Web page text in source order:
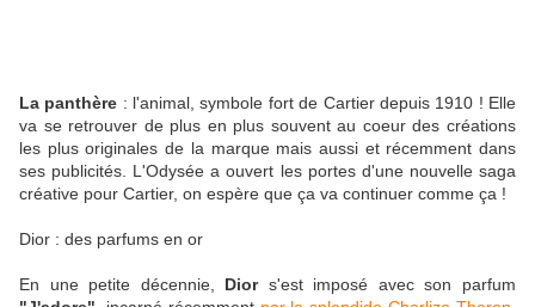
La panthère : l'animal, symbole fort de Cartier depuis 1910 ! Elle
va se retrouver de plus en plus souvent au coeur des créations
les plus originales de la marque mais aussi et récemment dans
ses publicités. L'Odysée a ouvert les portes d'une nouvelle saga
créative pour Cartier, on espère que ça va continuer comme ça !
Dior : des parfums en or
En une petite décennie, Diors'est imposé avec son parfum